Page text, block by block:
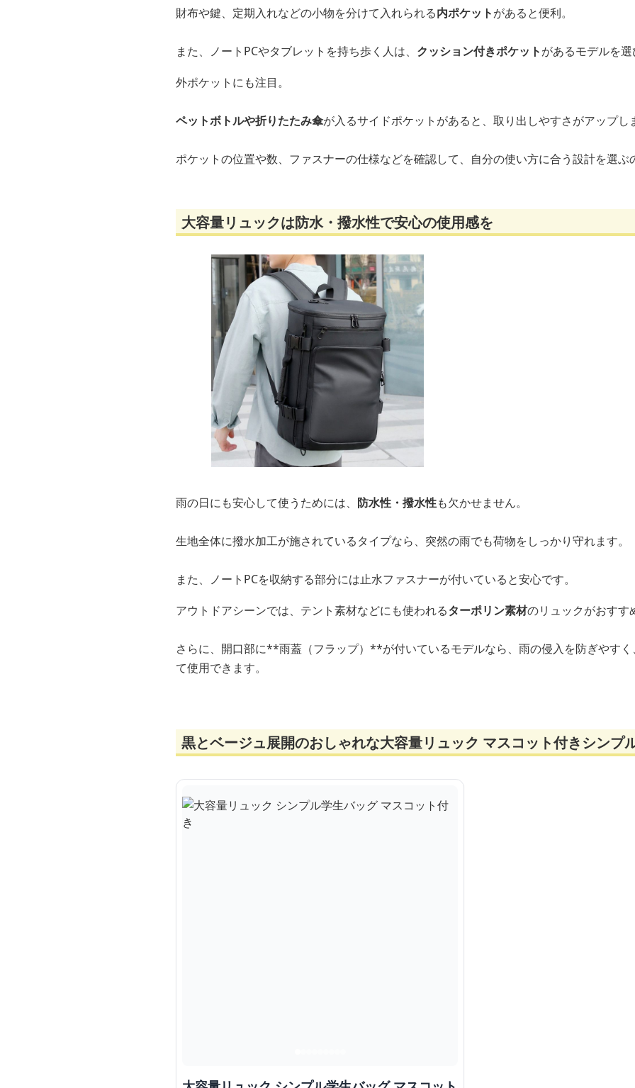
財布や鍵、定期入れなどの小物を分けて入れられる内ポケットがあると便利。
また、ノートPCやタブレットを持ち歩く人は、 クッション付きポケットがあるモデルを選
外ポケットにも注目。
ペットボトルや折りたたみ傘が入るサイドポケットがあると、取り出しやすさがアップし
ポケットの位置や数、ファスナーの仕様などを確認して、自分の使い方に合う設計を選ぶ
大容量リュックは防水・撥水性で安心の使用感を
雨の日にも安心して使うためには、 防水性・撥水性も欠かせません。
生地全体に撥水加工が施されているタイプなら、突然の雨でも荷物をしっかり守れます。
また、ノートPCを収納する部分には止水ファスナーが付いていると安心です。
アウトドアシーンでは、テント素材などにも使われるターポリン素材のリュックがおすす
さらに、開口部に**雨蓋（フラップ）**が付いているモデルなら、雨の侵入を防ぎやす
て使用できます。
黒とベージュ展開のおしゃれな大容量リュック マスコット付きシンプ